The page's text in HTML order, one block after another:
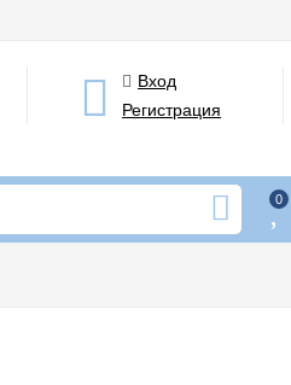
Вход
Регистрация
0